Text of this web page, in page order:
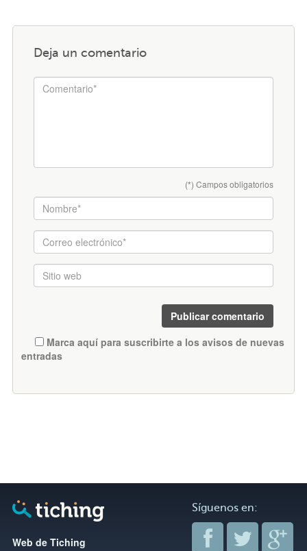
Deja un comentario
(*) Campos obligatorios
Marca aquí para suscribirte a los avisos de nuevas
entradas
Web de Tiching
Síguenos en: